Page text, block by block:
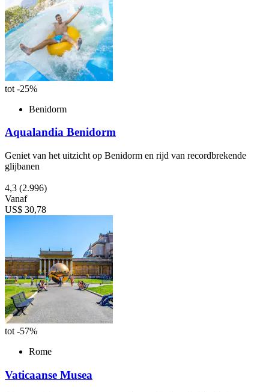
tot -25%
Benidorm
Aqualandia Benidorm
Geniet van het uitzicht op Benidorm en rijd van recordbrekende
glijbanen
4,3 (2.996)
Vanaf
US$ 30,78
tot -57%
Rome
Vaticaanse Musea